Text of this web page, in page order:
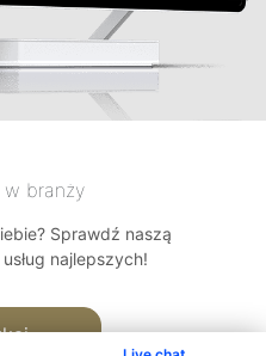
w branży
Sprawdź naszą
najlepszych!